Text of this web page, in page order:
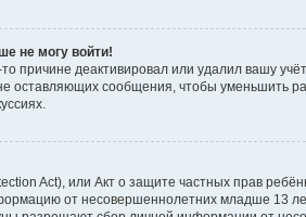
не могу войти!
причине деактивировал или удалил вашу
оставляющих сообщения, чтобы уменьшить
Act), или Акт о защите частных прав
от несовершеннолетних младше 13